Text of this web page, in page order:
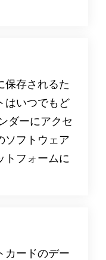
保存されるた
はいつでもど
ダーにアクセ
ソフトウェア
トフォームに
カードのデー